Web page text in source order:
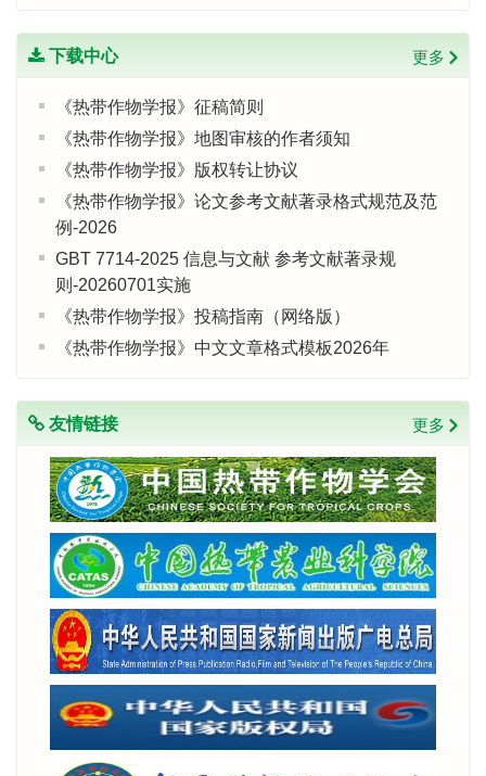
《热带作物学报》青年编委招募启事
下载中心 更多
《热带作物学报》征稿简则
《热带作物学报》地图审核的作者须知
《热带作物学报》版权转让协议
《热带作物学报》论文参考文献著录格式规范及范
例-2026
GBT 7714-2025 信息与文献 参考文献著录规
则-20260701实施
《热带作物学报》投稿指南（网络版）
《热带作物学报》中文文章格式模板2026年
友情链接 更多